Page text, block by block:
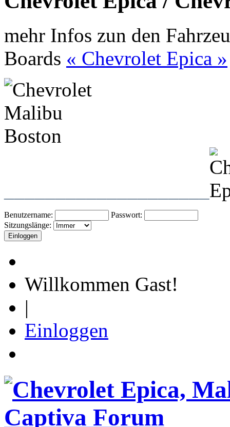
mehr Infos zun den
Boards « Chevrolet Epica »
Benutzername:
Passwort:
Sitzungslänge:
Willkommen Gast!
|
Einloggen